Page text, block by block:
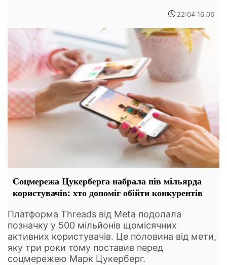
22:04 16.06
Соцмережа Цукерберга набрала пів мільярда
користувачів: хто допоміг обійти конкурентів
Платформа Threads від Meta подолала
позначку у 500 мільйонів щомісячних
активних користувачів. Це половина від мети,
яку три роки тому поставив перед
соцмережею Марк Цукерберг.